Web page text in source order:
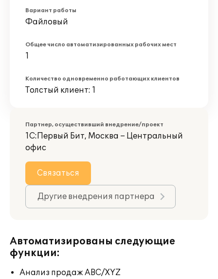
Вариант работы
Файловый
Общее число автоматизированных рабочих мест
1
Количество одновременно работающих клиентов
Толстый клиент: 1
Партнер, осуществивший внедрение/проект
1С:Первый Бит, Москва – Центральный
офис
Связаться
Другие внедрения партнера
Автоматизированы следующие
функции:
Анализ продаж ABC/XYZ